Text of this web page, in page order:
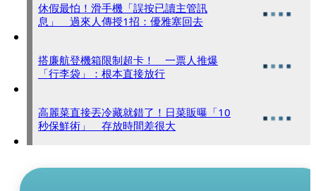
休假最怕！滑手機「誤按已讀主管訊
息」 過來人傳授1招：優雅塞回去
搭廉航登機箱限制超卡！ 一票人推爆
「行李袋」：根本直接放行
高麗菜直接丟冷藏就錯了！日菜販曝「10
秒保鮮術」 存放時間差很大